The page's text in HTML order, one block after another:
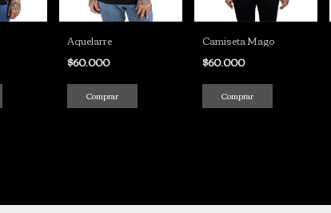
Aquelarre
$60.000
Comprar
Camiseta Mago
$60.000
Comprar